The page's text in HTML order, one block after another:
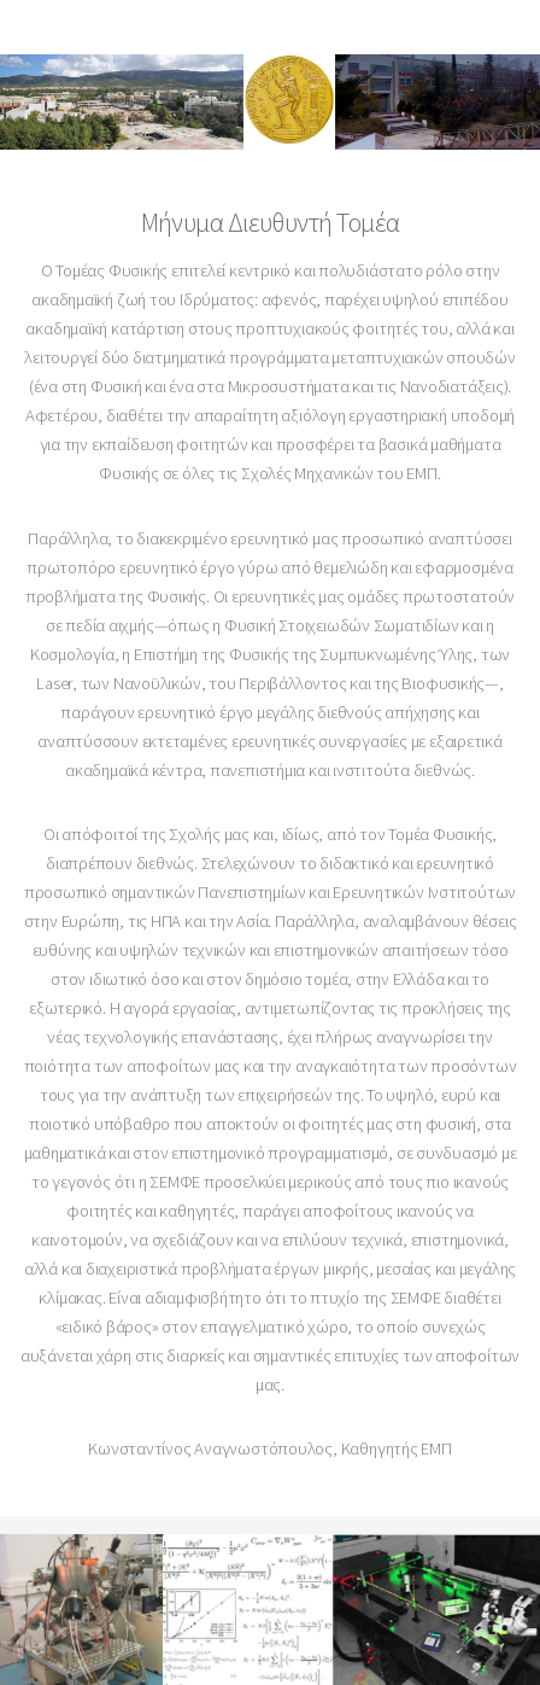
Μήνυμα Διευθυντή Τομέα
Ο Τομέας Φυσικής επιτελεί κεντρικό και πολυδιάστατο ρόλο στην
ακαδημαϊκή ζωή του Ιδρύματος: αφενός, παρέχει υψηλού επιπέδου
ακαδημαϊκή κατάρτιση στους προπτυχιακούς φοιτητές του, αλλά και
λειτουργεί δύο διατμηματικά προγράμματα μεταπτυχιακών σπουδών
(ένα στη Φυσική και ένα στα Μικροσυστήματα και τις Νανοδιατάξεις).
Αφετέρου, διαθέτει την απαραίτητη αξιόλογη εργαστηριακή υποδομή
για την εκπαίδευση φοιτητών και προσφέρει τα βασικά μαθήματα
Φυσικής σε όλες τις Σχολές Μηχανικών του ΕΜΠ.
Παράλληλα, το διακεκριμένο ερευνητικό μας προσωπικό αναπτύσσει
πρωτοπόρο ερευνητικό έργο γύρω από θεμελιώδη και εφαρμοσμένα
προβλήματα της Φυσικής. Οι ερευνητικές μας ομάδες πρωτοστατούν
σε πεδία αιχμής—όπως η Φυσική Στοιχειωδών Σωματιδίων και η
Κοσμολογία, η Επιστήμη της Φυσικής της Συμπυκνωμένης Ύλης, των
Laser, των Νανοϋλικών, του Περιβάλλοντος και της Βιοφυσικής—,
παράγουν ερευνητικό έργο μεγάλης διεθνούς απήχησης και
αναπτύσσουν εκτεταμένες ερευνητικές συνεργασίες με εξαιρετικά
ακαδημαϊκά κέντρα, πανεπιστήμια και ινστιτούτα διεθνώς.
Οι απόφοιτοί της Σχολής μας και, ιδίως, από τον Τομέα Φυσικής,
διαπρέπουν διεθνώς. Στελεχώνουν το διδακτικό και ερευνητικό
προσωπικό σημαντικών Πανεπιστημίων και Ερευνητικών Ινστιτούτων
στην Ευρώπη, τις ΗΠΑ και την Ασία. Παράλληλα, αναλαμβάνουν θέσεις
ευθύνης και υψηλών τεχνικών και επιστημονικών απαιτήσεων τόσο
στον ιδιωτικό όσο και στον δημόσιο τομέα, στην Ελλάδα και το
εξωτερικό. Η αγορά εργασίας, αντιμετωπίζοντας τις προκλήσεις της
νέας τεχνολογικής επανάστασης, έχει πλήρως αναγνωρίσει την
ποιότητα των αποφοίτων μας και την αναγκαιότητα των προσόντων
τους για την ανάπτυξη των επιχειρήσεών της. Το υψηλό, ευρύ και
ποιοτικό υπόβαθρο που αποκτούν οι φοιτητές μας στη φυσική, στα
μαθηματικά και στον επιστημονικό προγραμματισμό, σε συνδυασμό με
το γεγονός ότι η ΣΕΜΦΕ προσελκύει μερικούς από τους πιο ικανούς
φοιτητές και καθηγητές, παράγει αποφοίτους ικανούς να
καινοτομούν, να σχεδιάζουν και να επιλύουν τεχνικά, επιστημονικά,
αλλά και διαχειριστικά προβλήματα έργων μικρής, μεσαίας και μεγάλης
κλίμακας. Είναι αδιαμφισβήτητο ότι το πτυχίο της ΣΕΜΦΕ διαθέτει
«ειδικό βάρος» στον επαγγελματικό χώρο, το οποίο συνεχώς
αυξάνεται χάρη στις διαρκείς και σημαντικές επιτυχίες των αποφοίτων
μας.
Κωνσταντίνος Αναγνωστόπουλος, Καθηγητής ΕΜΠ